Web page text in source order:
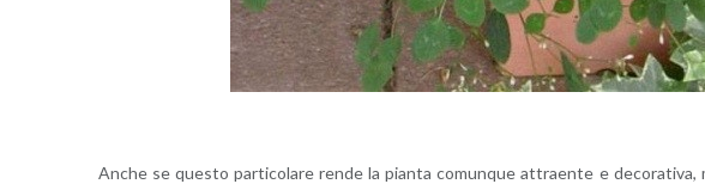
Anche se que­sto par­ti­co­la­re rende la pian­ta co­mun­que at­traen­te e de­co­ra­ti­va,